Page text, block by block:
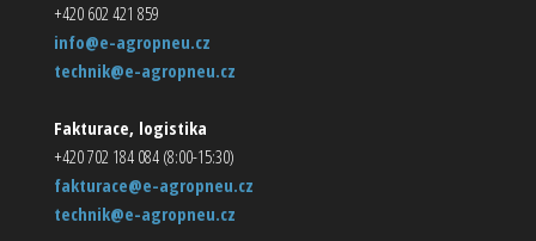
+420 602 421 859
info@e-agropneu.cz
technik@e-agropneu.cz
Fakturace, logistika
+420 702 184 084 (8:00-15:30)
fakturace@e-agropneu.cz
technik@e-agropneu.cz